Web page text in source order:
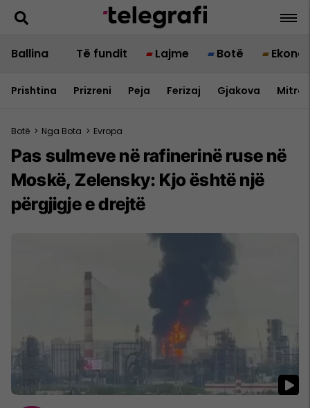
Ballina Të fundit Lajme Botë
Prishtina Prizreni Peja Ferizaj Gjakova
Botë > Nga Bota > Evropa
Pas sulmeve në rafinerinë ruse në
Moskë, Zelensky: Kjo është një
përgjigje e drejtë